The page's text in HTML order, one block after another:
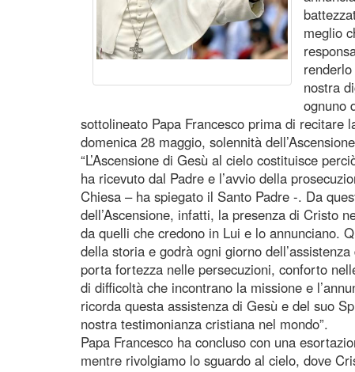
meglio
nostra
ognuno
sottolineato Papa Francesco prima di recitare
domenica 28 maggio, solennità
“L’Ascensione di Gesù al cielo costituisce
ha ricevuto dal Padre e l’avvio della
Chiesa – ha spiegato il Santo Padre -. Da
dell’Ascensione, infatti, la presenza di Cristo
da quelli che credono in Lui e lo annunciano.
della storia e godrà ogni giorno
porta fortezza nelle persecuzioni, conforto
di difficoltà che incontrano la missione e
ricorda questa assistenza di Gesù e del suo
nostra testimonianza cristiana nel mondo”.
Papa Francesco ha concluso con una
mentre rivolgiamo lo sguardo al cielo, dove